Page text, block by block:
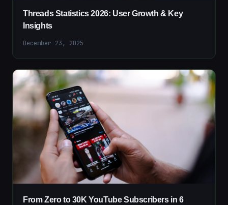
Threads Statistics 2026: User Growth & Key
Insights
December 23, 2025
From Zero to 30K YouTube Subscribers in 6